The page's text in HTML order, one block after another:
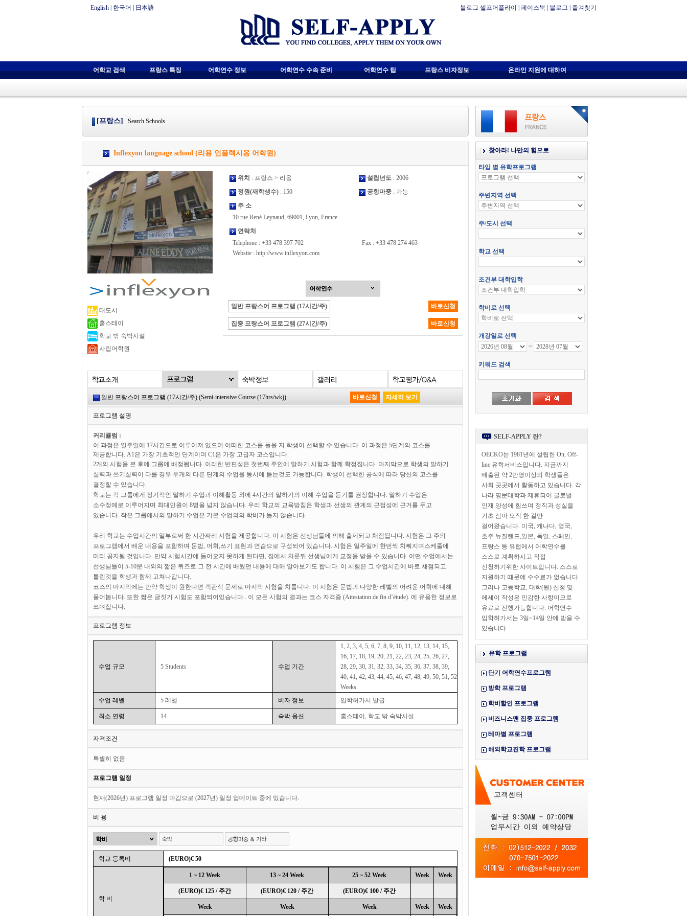
English 한국어 日本語 블로그 셀프어플라이 페이스북 블로그 즐겨찾기
어학교 검색 프랑스 특징 어학연수 정보 어학연수 수속 준비 어학연수 팁 프랑스 비자정보 온라인 지원에 대하여
[프랑스] Search Schools
Inflexyon language school (리용 인플렉시옹 어학원)
대도시
홈스테이
학교 밖 숙박시설
사립어학원
위치 : 프랑스 > 리옹 설립년도: 2006
정원(재학생수): 150 공항마중: 가능
주 소
10 rue René Leynaud, 69001, Lyon, France
연락처
Telephone : +33 478 397 702
Fax : +33 478 274 463
Website : http://www.inflexyon.com
일반 프랑스어 프로그램 (17시간/주) 바로신청
집중 프랑스어 프로그램 (27시간/주) 바로신청
일반 프랑스어 프로그램 (17시간/주) (Semi-intensive Course (17hrs/wk)) 바로신청 자세히 보기
프로그램 설명
커리큘럼 :
이 과정은 일주일에 17시간으로 이루어져 있으며 어떠한 코스를 들을 지 학생이 선택할 수 있습니다. 이 과정은 5단계의 코스를
제공합니다. A1은 가장 기초적인 단계이며 C1은 가장 고급자 코스입니다.
2개의 시험을 본 후에 그룹에 배정됩니다. 이러한 반편성은 첫번째 주안에 말하기 시험과 함께 확정집니다. 마지막으로 학생의 말하기
실력과 쓰기실력이 다를 경우 두개의 다른 단계의 수업을 동시에 듣는것도 가능합니다. 학생이 선택한 공식에 따라 당신의 코스를
결정할 수 있습니다.
학교는 각 그룹에게 정기적인 말하기 수업과 이해활동 외에 4시간의 말하기의 이해 수업을 듣기를 권장합니다. 말하기 수업은
소수정예로 이루어지며 최대인원이 8명을 넘지 않습니다. 우리 학교의 교육방침은 학생과 선생의 관계의 근접성에 근거를 두고
있습니다. 작은 그룹에서의 말하기 수업은 기본 수업외의 학비가 들지 않습니다.
우리 학교는 수업시간의 일부로써 한 시간짜리 시험을 제공합니다. 이 시험은 선생님들에 의해 출제되고 채점됩니다. 시험은 그 주의
프로그램에서 배운 내용을 포함하며 문법, 어휘,쓰기 표현과 연습으로 구성되어 있습니다. 시험은 일주일에 한번씩 치뤄지며스케줄에
미리 공지될 것입니다. 만약 시험시간에 들어오지 못하게 된다면, 집에서 치룬뒤 선생님에게 교정을 받을 수 있습니다. 어떤 수업에서는
선생님들이 5-10분 내외의 짧은 퀴즈로 그 전 시간에 배웠던 내용에 대해 알아보기도 합니다. 이 시험은 그 수업시간에 바로 채점되고
틀린것을 학생과 함께 고쳐나갑니다.
코스의 마지막에는 만약 학생이 원한다면 객관식 문제로 마지막 시험을 치룹니다. 이 시험은 문법과 다양한 레벨의 어려운 어휘에 대해
물어봅니다. 또한 짧은 글짓기 시험도 포함되어있습니다.. 이 모든 시험의 결과는 코스 자격증 (Attestation de fin d’étude). 에 유용한 정보로
쓰여집니다.
프로그램 정보
수업 규모 5 Students 수업 기간
1, 2, 3, 4, 5, 6, 7, 8, 9, 10, 11, 12, 13, 14, 15,
16, 17, 18, 19, 20, 21, 22, 23, 24, 25, 26, 27,
28, 29, 30, 31, 32, 33, 34, 35, 36, 37, 38, 39,
40, 41, 42, 43, 44, 45, 46, 47, 48, 49, 50, 51, 52
Weeks
수업 레벨
5 레벨 비자 정보 입학허가서 발급
최소 연령 14 숙박 옵션 홈스테이, 학교 밖 숙박시설
자격조건
특별히 없음
프로그램 일정
현재(2026년) 프로그램 일정 마감으로 (2027년) 일정 업데이트 중에 있습니다.
비 용
학교 등록비 (EURO)€ 50
학 비
1 ~ 12 Week 13 ~ 24 Week 25 ~ 52 Week Week Week
(EURO)€ 125 / 주간 (EURO)€ 120 / 주간 (EURO)€ 100 / 주간
Week Week Week Week Week
SELF-APPLY 란?
OECKO는 1981년에 설립한 On, Off-
line 유학서비스입니다. 지금까지
배출된 약 2만명이상의 학생들은
사회 곳곳에서 활동하고 있습니다. 각
나라 명문대학과 제휴되어 글로벌
인재 양성에 힘쓰며 정직과 성실을
기초 삼아 오직 한 길만
걸어왔습니다. 미국, 캐나다, 영국,
호주 뉴질랜드,일본, 독일, 스페인,
프랑스 등 유럽에서 어학연수를
스스로 계획하시고 직접
신청하기위한 사이트입니다. 스스로
지원하기 때문에 수수료가 없습니다.
그러나 고등학교, 대학(원) 신청 및
에세이 작성은 민감한 사항이므로
유료로 진행가능합니다. 어학연수
입학허가서는 3일~14일 안에 받을 수
있습니다.
유학 프로그램
단기 어학연수프로그램
방학 프로그램
학비할인 프로그램
비즈니스맨 집중 프로그램
테마별 프로그램
해외학교진학 프로그램